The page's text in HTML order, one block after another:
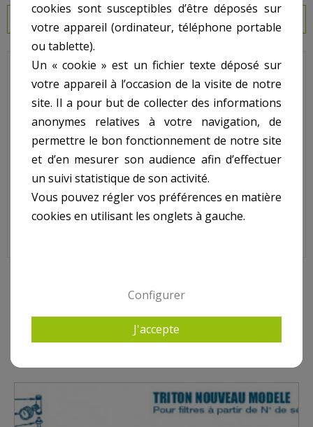
Triton - Pour Filtre Nouveau Modèle - N° 9 - Tube de distribution
supérieur pour TR140
Code : G-30-3609
Sur image , N° 9
Pour filtre TRITON Nouveau modèle (à partir N° série
EP022882210)
10 AUTRES PRODUITS DANS PENTAIR - TRITON TR
(POST 2002) , CLEAR PRO (DEPUIS 2009)
cookies sont susceptibles d’être déposés sur
votre appareil (ordinateur, téléphone portable
ou tablette).
Un « cookie » est un fichier texte déposé sur
votre appareil à l’occasion de la visite de notre
site. Il a pour but de collecter des informations
anonymes relatives à votre navigation, de
permettre le bon fonctionnement de notre site
et d’en mesurer son audience afin d’effectuer
un suivi statistique de son activité.
Vous pouvez régler vos préférences en matière
cookies en utilisant les onglets à gauche.
Configurer
J'accepte